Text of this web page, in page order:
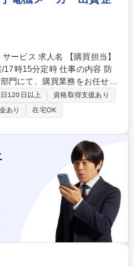
購買担当】
時 仕事の内容 防
門にて、購買業務をお任せい
が、総務・庶務の業務も一部
負者受入にあたっての見積依
事等）運営 ┗庶務：お弁当
120日以上
資格取得支援あり
あり
在宅OK